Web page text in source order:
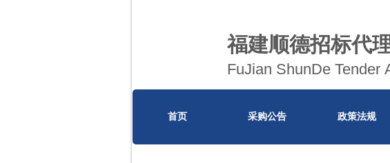
福建顺德招标代
​FuJian ShunDe Tender
首页 采购公告 政策法规